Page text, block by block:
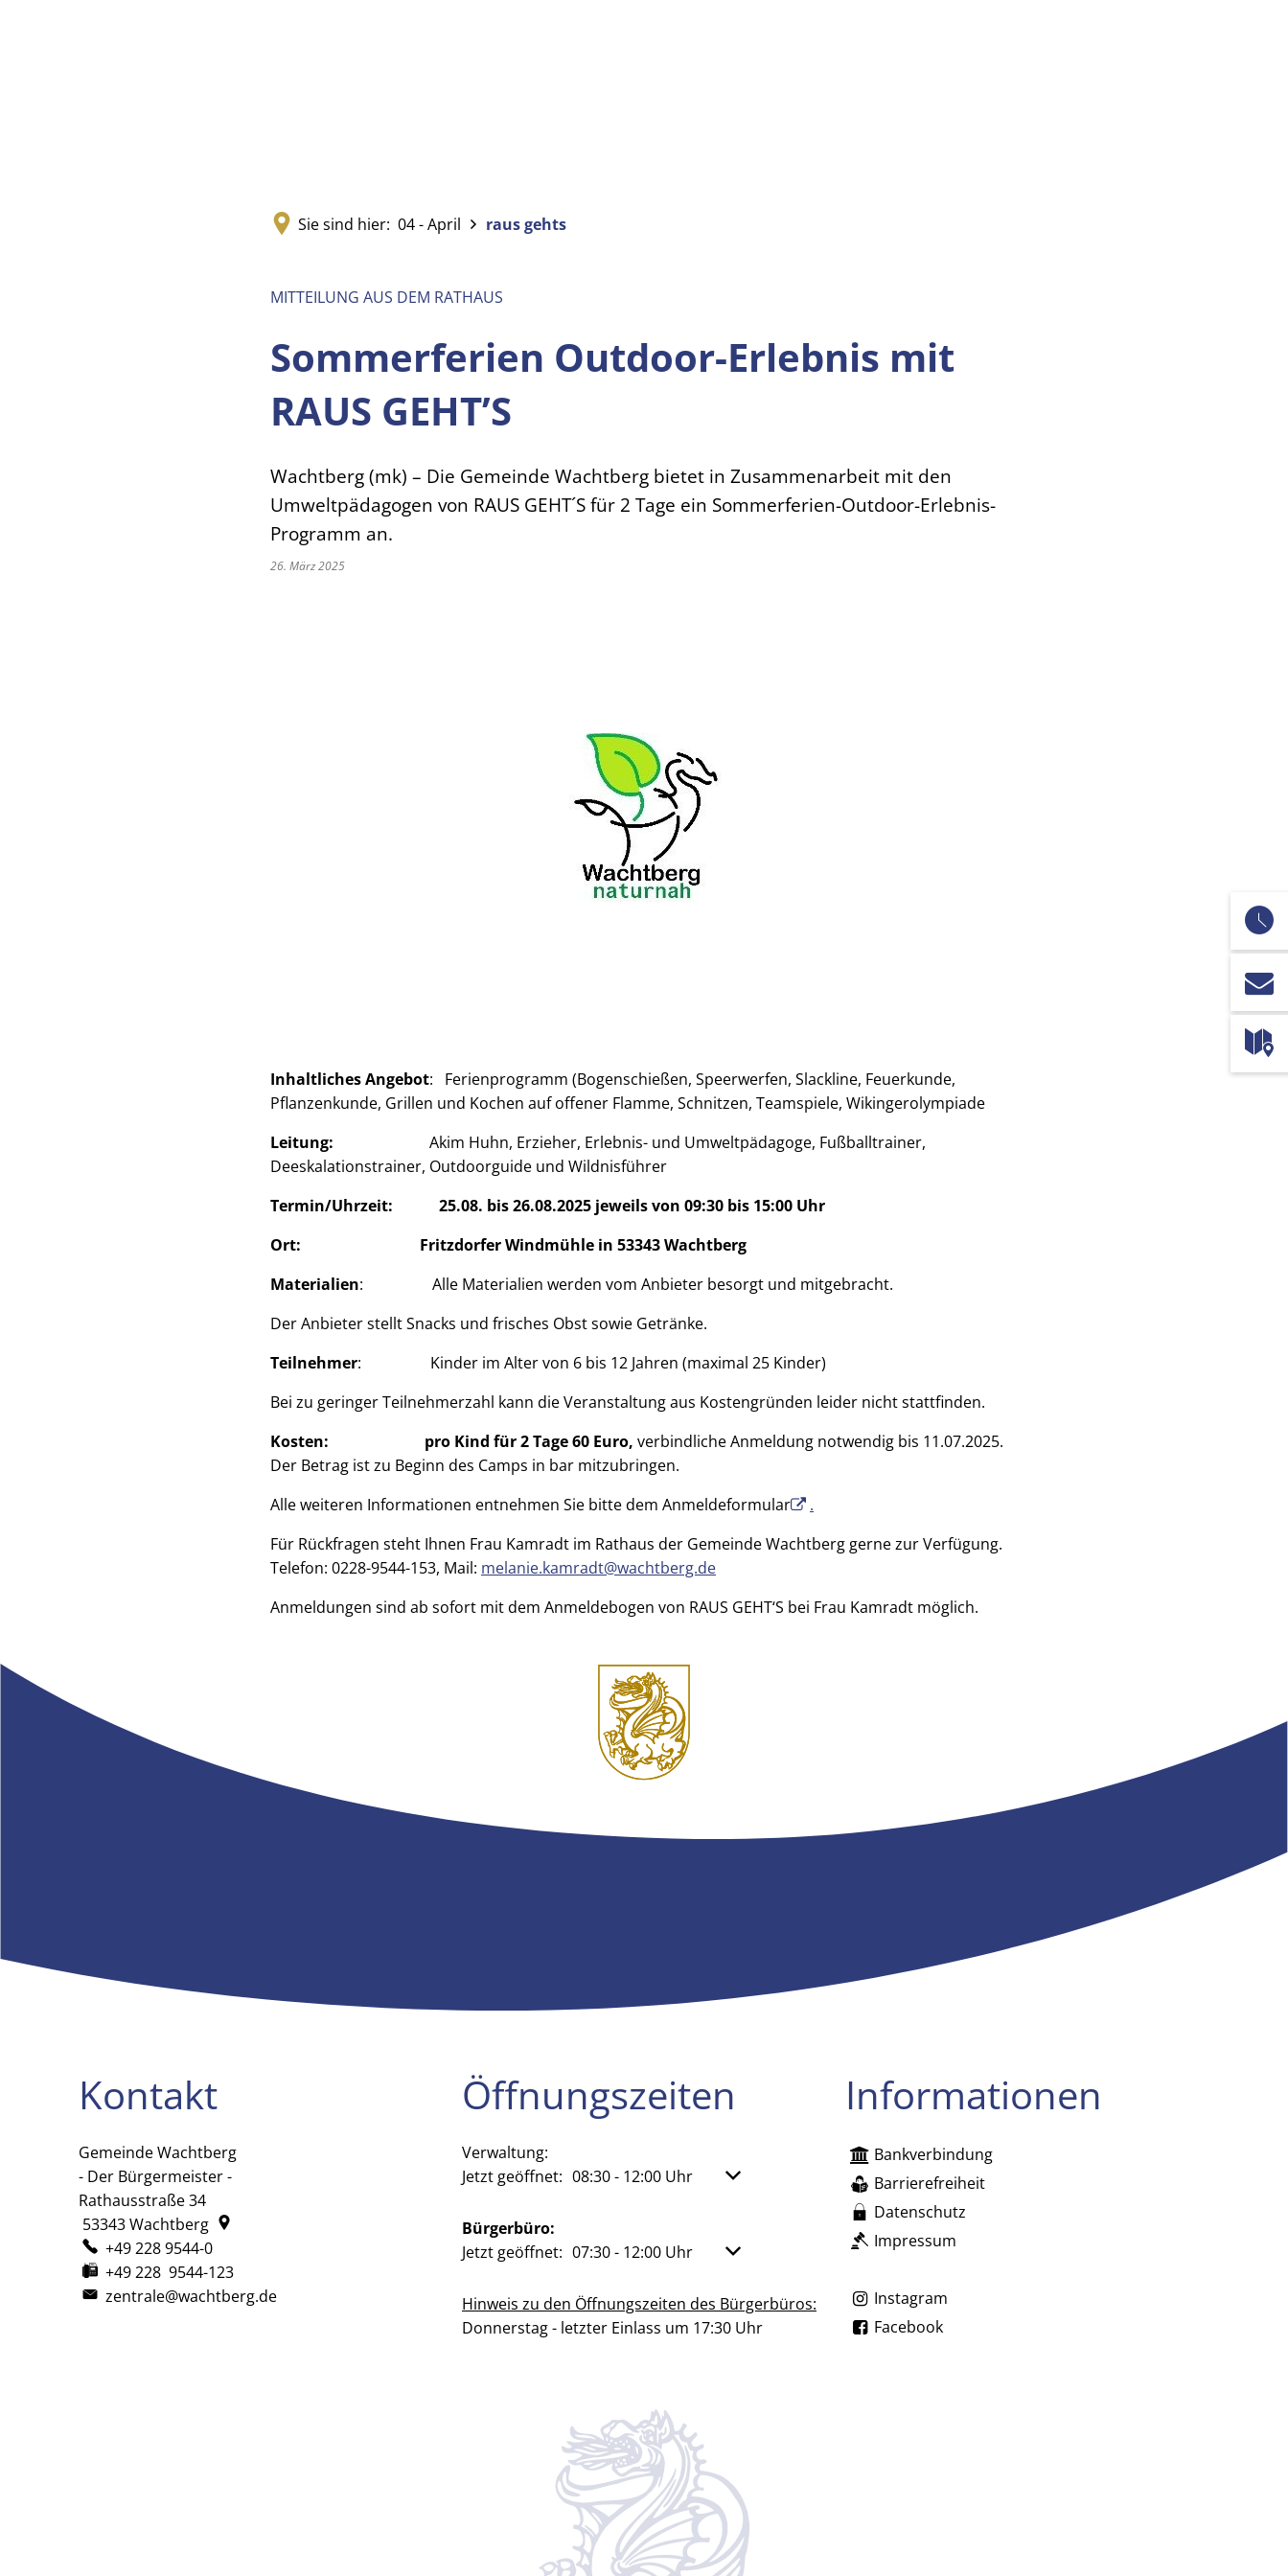
Sie sind hier: 04 - April raus gehts
MITTEILUNG AUS DEM RATHAUS
Sommerferien Outdoor-Erlebnis mit
RAUS GEHT’S
Wachtberg (mk) – Die Gemeinde Wachtberg bietet in Zusammenarbeit mit den
Umweltpädagogen von RAUS GEHT´S für 2 Tage ein Sommerferien-Outdoor-Erlebnis-
Programm an.
26. März 2025
Inhaltliches Angebot: Ferienprogramm (Bogenschießen, Speerwerfen, Slackline, Feuerkunde,
Pflanzenkunde, Grillen und Kochen auf offener Flamme, Schnitzen, Teamspiele, Wikingerolympiade
Leitung: Akim Huhn, Erzieher, Erlebnis- und Umweltpädagoge, Fußballtrainer,
Deeskalationstrainer, Outdoorguide und Wildnisführer
Termin/Uhrzeit: 25.08. bis 26.08.2025 jeweils von 09:30 bis 15:00 Uhr
Ort:
Fritzdorfer Windmühle in 53343 Wachtberg
Materialien: Alle Materialien werden vom Anbieter besorgt und mitgebracht.
Der Anbieter stellt Snacks und frisches Obst sowie Getränke.
Teilnehmer: Kinder im Alter von 6 bis 12 Jahren (maximal 25 Kinder)
Bei zu geringer Teilnehmerzahl kann die Veranstaltung aus Kostengründen leider nicht stattfinden.
Kosten:
pro Kind für 2 Tage 60 Euro, verbindliche Anmeldung notwendig bis 11.07.2025.
Der Betrag ist zu Beginn des Camps in bar mitzubringen.
Alle weiteren Informationen entnehmen Sie bitte dem Anmeldeformular
.
Für Rückfragen steht Ihnen Frau Kamradt im Rathaus der Gemeinde Wachtberg gerne zur Verfügung.
Telefon: 0228-9544-153, Mail: melanie.kamradt@wachtberg.de
Anmeldungen sind ab sofort mit dem Anmeldebogen von RAUS GEHT‘S bei Frau Kamradt möglich.
Kontakt
Gemeinde Wachtberg
- Der Bürgermeister -
Rathausstraße 34
53343Wachtberg
+49 228 9544-0
+49 228 9544-123
zentrale@wachtberg.de
Öffnungszeiten
Verwaltung:
Klicken, um weitere Öffnungs- oder Schließzeiten auszublenden
Jetzt geöffnet: 08:30- 12:00 Uhr Von 08:30 bis 12:00 Uhr
Bürgerbüro:
Klicken, um weitere Öffnungs- oder Schließzeiten auszublenden
Jetzt geöffnet: 07:30- 12:00 Uhr Von 07:30 bis 12:00 Uhr
Hinweis zu den Öffnungszeiten des Bürgerbüros:
Donnerstag - letzter Einlass um 17:30 Uhr
Informationen
Bankverbindung
Barrierefreiheit
Datenschutz
Impressum
Instagram
Facebook